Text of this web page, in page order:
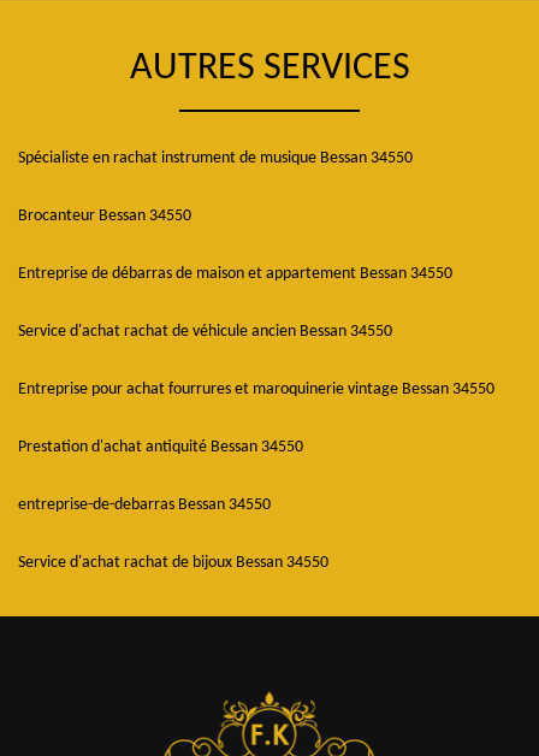
AUTRES SERVICES
Spécialiste en rachat instrument de musique Bessan 34550
Brocanteur Bessan 34550
Entreprise de débarras de maison et appartement Bessan 34550
Service d'achat rachat de véhicule ancien Bessan 34550
Entreprise pour achat fourrures et maroquinerie vintage Bessan 34550
Prestation d'achat antiquité Bessan 34550
entreprise-de-debarras Bessan 34550
Service d'achat rachat de bijoux Bessan 34550